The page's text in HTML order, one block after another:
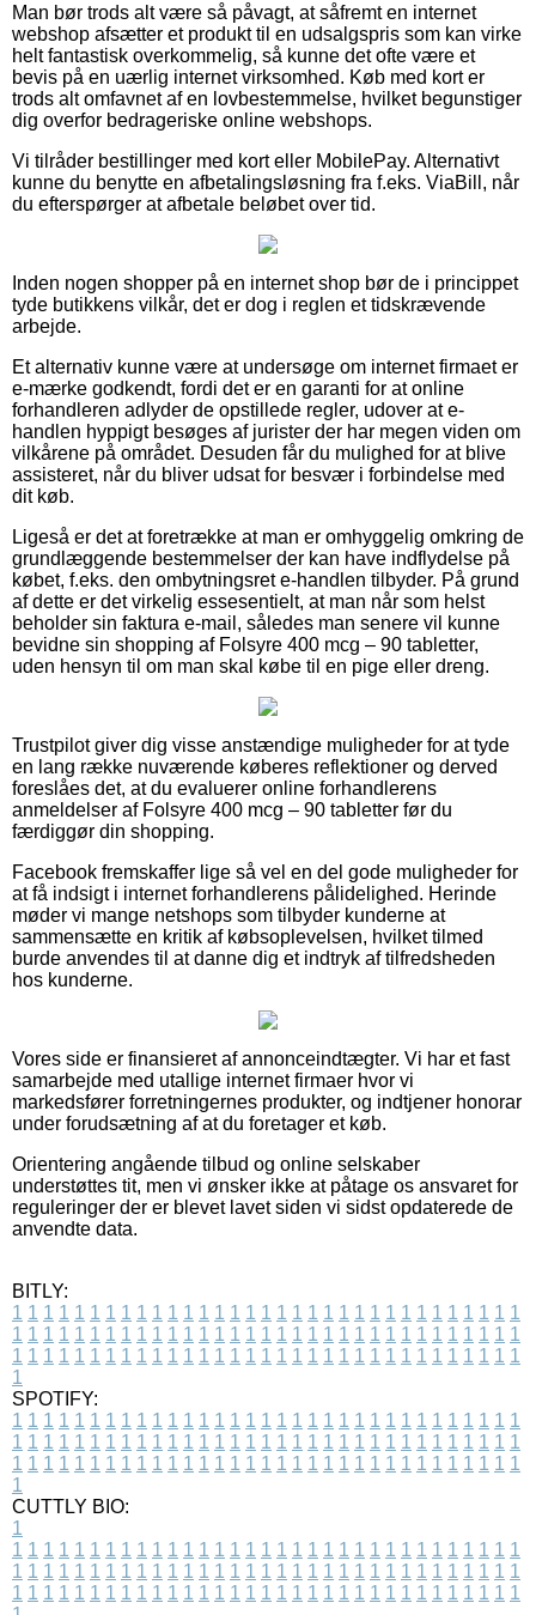
Man bør trods alt være så påvagt, at såfremt en internet
webshop afsætter et produkt til en udsalgspris som kan virke
helt fantastisk overkommelig, så kunne det ofte være et
bevis på en uærlig internet virksomhed. Køb med kort er
trods alt omfavnet af en lovbestemmelse, hvilket begunstiger
dig overfor bedrageriske online webshops.
Vi tilråder bestillinger med kort eller MobilePay. Alternativt
kunne du benytte en afbetalingsløsning fra f.eks. ViaBill, når
du efterspørger at afbetale beløbet over tid.
Inden nogen shopper på en internet shop bør de i princippet
tyde butikkens vilkår, det er dog i reglen et tidskrævende
arbejde.
Et alternativ kunne være at undersøge om internet firmaet er
e-mærke godkendt, fordi det er en garanti for at online
forhandleren adlyder de opstillede regler, udover at e-
handlen hyppigt besøges af jurister der har megen viden om
vilkårene på området. Desuden får du mulighed for at blive
assisteret, når du bliver udsat for besvær i forbindelse med
dit køb.
Ligeså er det at foretrække at man er omhyggelig omkring de
grundlæggende bestemmelser der kan have indflydelse på
købet, f.eks. den ombytningsret e-handlen tilbyder. På grund
af dette er det virkelig essesentielt, at man når som helst
beholder sin faktura e-mail, således man senere vil kunne
bevidne sin shopping af Folsyre 400 mcg – 90 tabletter,
uden hensyn til om man skal købe til en pige eller dreng.
Trustpilot giver dig visse anstændige muligheder for at tyde
en lang række nuværende køberes reflektioner og derved
foreslåes det, at du evaluerer online forhandlerens
anmeldelser af Folsyre 400 mcg – 90 tabletter før du
færdiggør din shopping.
Facebook fremskaffer lige så vel en del gode muligheder for
at få indsigt i internet forhandlerens pålidelighed. Herinde
møder vi mange netshops som tilbyder kunderne at
sammensætte en kritik af købsoplevelsen, hvilket tilmed
burde anvendes til at danne dig et indtryk af tilfredsheden
hos kunderne.
Vores side er finansieret af annonceindtægter. Vi har et fast
samarbejde med utallige internet firmaer hvor vi
markedsfører forretningernes produkter, og indtjener honorar
under forudsætning af at du foretager et køb.
Orientering angående tilbud og online selskaber
understøttes tit, men vi ønsker ikke at påtage os ansvaret for
reguleringer der er blevet lavet siden vi sidst opdaterede de
anvendte data.
BITLY:
1 1 1 1 1 1 1 1 1 1 1 1 1 1 1 1 1 1 1 1 1 1 1 1 1 1 1 1 1 1 1 1 1
1 1 1 1 1 1 1 1 1 1 1 1 1 1 1 1 1 1 1 1 1 1 1 1 1 1 1 1 1 1 1 1 1
1 1 1 1 1 1 1 1 1 1 1 1 1 1 1 1 1 1 1 1 1 1 1 1 1 1 1 1 1 1 1 1 1
1
SPOTIFY:
1 1 1 1 1 1 1 1 1 1 1 1 1 1 1 1 1 1 1 1 1 1 1 1 1 1 1 1 1 1 1 1 1
1 1 1 1 1 1 1 1 1 1 1 1 1 1 1 1 1 1 1 1 1 1 1 1 1 1 1 1 1 1 1 1 1
1 1 1 1 1 1 1 1 1 1 1 1 1 1 1 1 1 1 1 1 1 1 1 1 1 1 1 1 1 1 1 1 1
1
CUTTLY BIO:
1
1 1 1 1 1 1 1 1 1 1 1 1 1 1 1 1 1 1 1 1 1 1 1 1 1 1 1 1 1 1 1 1 1
1 1 1 1 1 1 1 1 1 1 1 1 1 1 1 1 1 1 1 1 1 1 1 1 1 1 1 1 1 1 1 1 1
1 1 1 1 1 1 1 1 1 1 1 1 1 1 1 1 1 1 1 1 1 1 1 1 1 1 1 1 1 1 1 1 1